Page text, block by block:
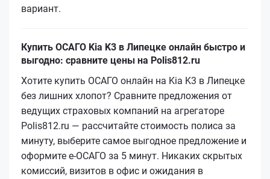
вариант.
Купить ОСАГО Kia K3 в Липецке онлайн быстро и
выгодно: сравните цены на Polis812.ru
Хотите купить ОСАГО онлайн на Kia K3 в Липецке
без лишних хлопот? Сравните предложения от
ведущих страховых компаний на агрегаторе
Polis812.ru — рассчитайте стоимость полиса за
минуту, выберите самое выгодное предложение и
оформите е‑ОСАГО за 5 минут. Никаких скрытых
комиссий, визитов в офис и ожидания в